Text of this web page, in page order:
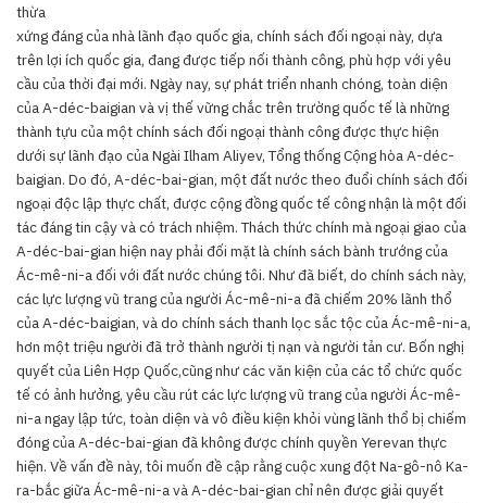
thừa
xứng đáng của nhà lãnh đạo quốc gia, chính sách đối ngoại này, dựa
trên lợi ích quốc gia, đang được tiếp nối thành công, phù hợp với yêu
cầu của thời đại mới. Ngày nay, sự phát triển nhanh chóng, toàn diện
của A-déc-baigian và vị thế vững chắc trên trường quốc tế là những
thành tựu của một chính sách đối ngoại thành công được thực hiện
dưới sự lãnh đạo của Ngài Ilham Aliyev, Tổng thống Cộng hòa A-déc-
baigian. Do đó, A-déc-bai-gian, một đất nước theo đuổi chính sách đối
ngoại độc lập thực chất, được cộng đồng quốc tế công nhận là một đối
tác đáng tin cậy và có trách nhiệm. Thách thức chính mà ngoại giao của
A-déc-bai-gian hiện nay phải đối mặt là chính sách bành trướng của
Ác-mê-ni-a đối với đất nước chúng tôi. Như đã biết, do chính sách này,
các lực lượng vũ trang của người Ác-mê-ni-a đã chiếm 20% lãnh thổ
của A-déc-baigian, và do chính sách thanh lọc sắc tộc của Ác-mê-ni-a,
hơn một triệu người đã trở thành người tị nạn và người tản cư. Bốn nghị
quyết của Liên Hợp Quốc,cũng như các văn kiện của các tổ chức quốc
tế có ảnh hưởng, yêu cầu rút các lực lượng vũ trang của người Ác-mê-
ni-a ngay lập tức, toàn diện và vô điều kiện khỏi vùng lãnh thổ bị chiếm
đóng của A-déc-bai-gian đã không được chính quyền Yerevan thực
hiện. Về vấn đề này, tôi muốn đề cập rằng cuộc xung đột Na-gô-nô Ka-
ra-bắc giữa Ác-mê-ni-a và A-déc-bai-gian chỉ nên được giải quyết